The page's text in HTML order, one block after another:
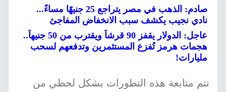
صادم: الذهب في مصر يتراجع 25 جنيهًا مساءً...
نادي نجيب يكشف سبب الانخفاض المفاجئ
عاجل: الدولار يقفز 90 قرشاً ويقترب من 50 جنيهاً..
هجمات هرمز تُفزع المستثمرين وتدفعهم لسحب
مليارات!
تتم متابعة هذه التطورات بشكل لحظي من